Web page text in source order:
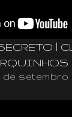
|
de setembro